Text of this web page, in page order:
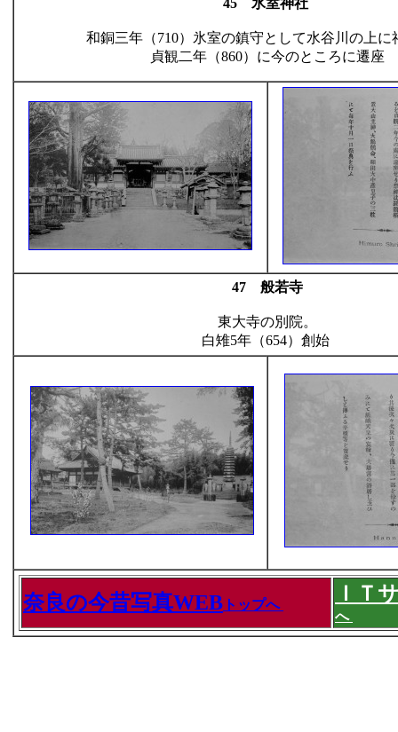
45 氷室神社
和銅三年（710）氷室の鎮守として水谷川の上に
貞観二年（860）に今のところに遷座
47 般若寺
東大寺の別院。
白雉5年（654）創始
奈良の今昔写真WEB トップへ ＩＴ
へ